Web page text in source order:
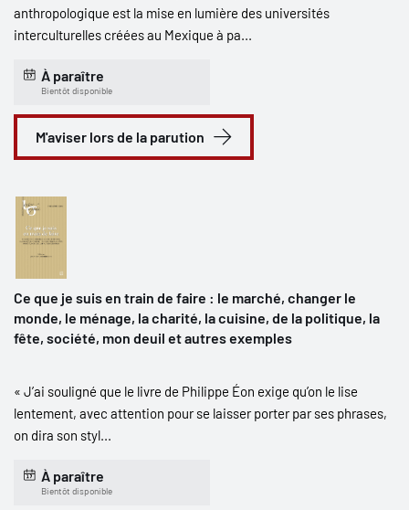
anthropologique est la mise en lumière des universités
interculturelles créées au Mexique à pa...
À paraître
Bientôt disponible
M'aviser lors de la parution
Ce que je suis en train de faire : le marché, changer le
monde, le ménage, la charité, la cuisine, de la politique, la
fête, société, mon deuil et autres exemples
« J’ai souligné que le livre de Philippe Éon exige qu’on le lise
lentement, avec attention pour se laisser porter par ses phrases,
on dira son styl...
À paraître
Bientôt disponible